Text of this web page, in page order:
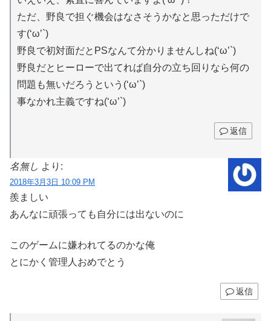
ただ、野良で担ぐ機会はなさそうかなと思っただけで
す(‘ω’`)
野良で初対面だとPSなんて分かりませんしね(‘ω’`)
野良だとヒーローで出てれば自分の立ち回りなら何の
問題も無いだろうという(‘ω’`)
事なかれ主義ですね(‘ω’`)
返信
名無し より:
2018年3月3日 10:09 PM
羨ましい
あんなに頑張っても自分には出ないのに
このゲームに嫌われてるのかな俺
とにかく管理人おめでとう
返信